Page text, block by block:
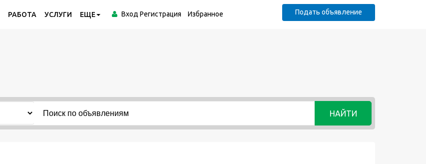
РАБОТА УСЛУГИ ЕЩЕ Вход Регистрация Избранное Подать объявление
НАЙТИ